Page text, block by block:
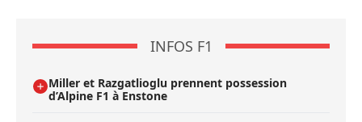
INFOS F1
Miller et Razgatlioglu prennent possession
d’Alpine F1 à Enstone